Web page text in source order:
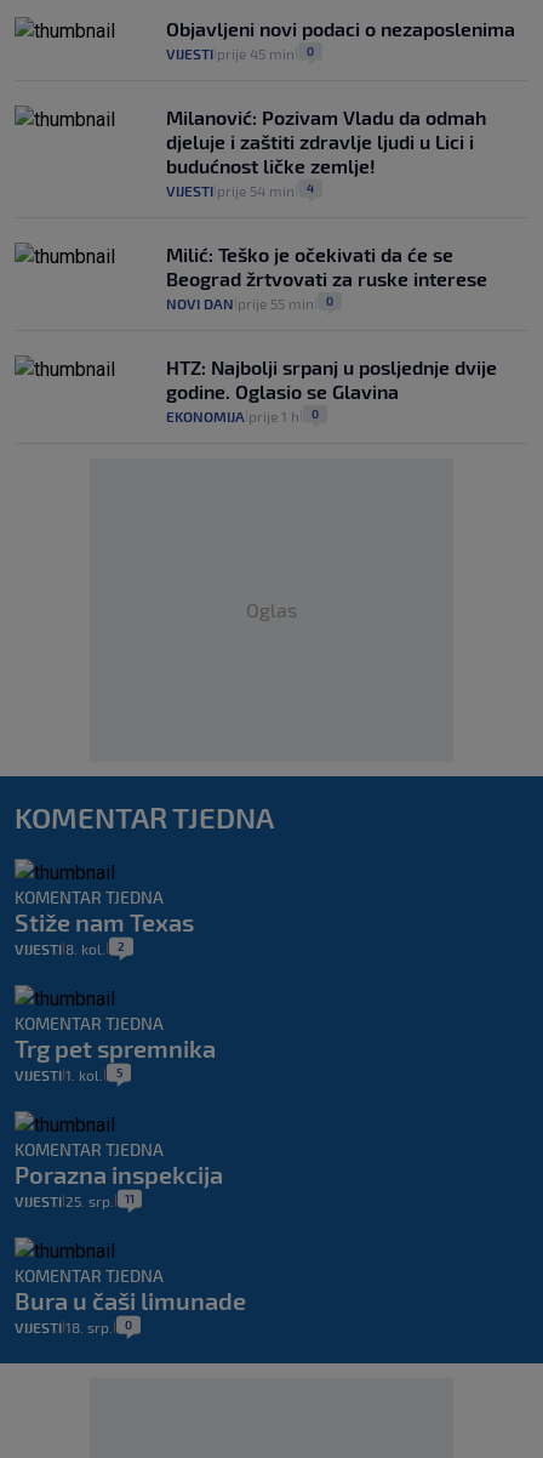
Objavljeni novi podaci o nezaposlenima
VIJESTI prije 45 min 0
Milanović: Pozivam Vladu da odmah
djeluje i zaštiti zdravlje ljudi u Lici i
budućnost ličke zemlje!
VIJESTI prije 54 min 4
Milić: Teško je očekivati da će se
Beograd žrtvovati za ruske interese
NOVI DAN prije 55 min 0
HTZ: Najbolji srpanj u posljednje dvije
godine. Oglasio se Glavina
EKONOMIJA prije 1 h 0
Oglas
KOMENTAR TJEDNA
KOMENTAR TJEDNA
Stiže nam Texas
VIJESTI 8. kol. 2
KOMENTAR TJEDNA
Trg pet spremnika
VIJESTI 1. kol. 5
KOMENTAR TJEDNA
Porazna inspekcija
VIJESTI 25. srp. 11
KOMENTAR TJEDNA
Bura u čaši limunade
VIJESTI 18. srp. 0